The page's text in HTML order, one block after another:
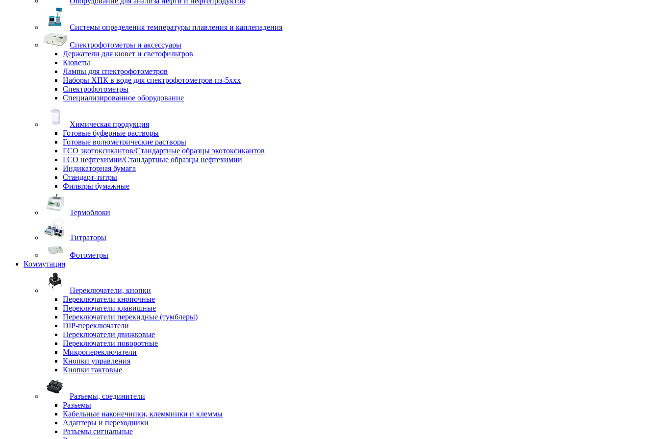
Системы определения температуры плавления и каплепадения
Спектрофотометры и аксессуары
Держатели для кювет и светофильтров
Кюветы
Лампы для спектрофотометров
Наборы ХПК в воде для спектрофотометров пэ-5ххх
Спектрофотометры
Специализированное оборудование
Химическая продукция
Готовые буферные растворы
Готовые волюметрические растворы
ГСО экотоксикантов/Стандартные образцы экотоксикантов
ГСО нефтехимии/Стандартные образцы нефтехимии
Индикаторная бумага
Стандарт-титры
Фильтры бумажные
Термоблоки
Титраторы
Фотометры
Коммутация
Переключатели, кнопки
Переключатели кнопочные
Переключатели клавишные
Переключатели перекидные (тумблеры)
DIP-переключатели
Переключатели движковые
Переключатели поворотные
Микропереключатели
Кнопки управления
Кнопки тактовые
Разъемы, соединители
Разъемы
Кабельные наконечники, клеммники и клеммы
Адаптеры и переходники
Разъемы сигнальные